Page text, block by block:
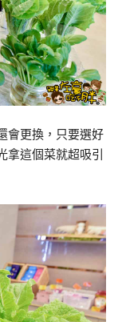
會更換，只要選好
拿這個菜就超吸引